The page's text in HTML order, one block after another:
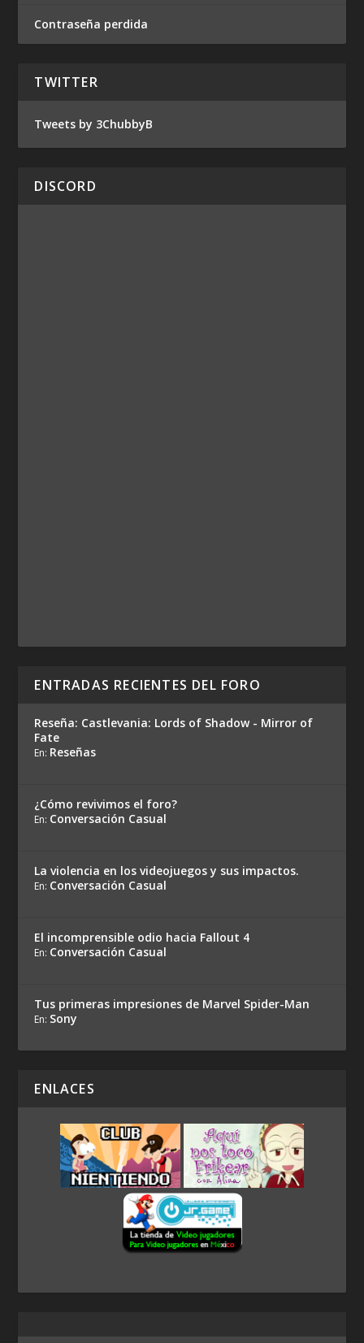
Contraseña perdida
TWITTER
Tweets by 3ChubbyB
DISCORD
ENTRADAS RECIENTES DEL FORO
Reseña: Castlevania: Lords of Shadow - Mirror of
Fate
En: Reseñas
¿Cómo revivimos el foro?
En: Conversación Casual
La violencia en los videojuegos y sus impactos.
En: Conversación Casual
El incomprensible odio hacia Fallout 4
En: Conversación Casual
Tus primeras impresiones de Marvel Spider-Man
En: Sony
ENLACES